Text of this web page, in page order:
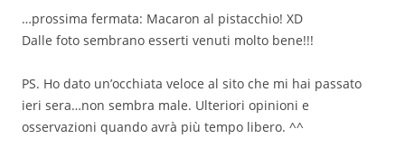
…prossima fermata: Macaron al pistacchio! XD
Dalle foto sembrano esserti venuti molto bene!!!
PS. Ho dato un’occhiata veloce al sito che mi hai passato
ieri sera…non sembra male. Ulteriori opinioni e
osservazioni quando avrà più tempo libero. ^^